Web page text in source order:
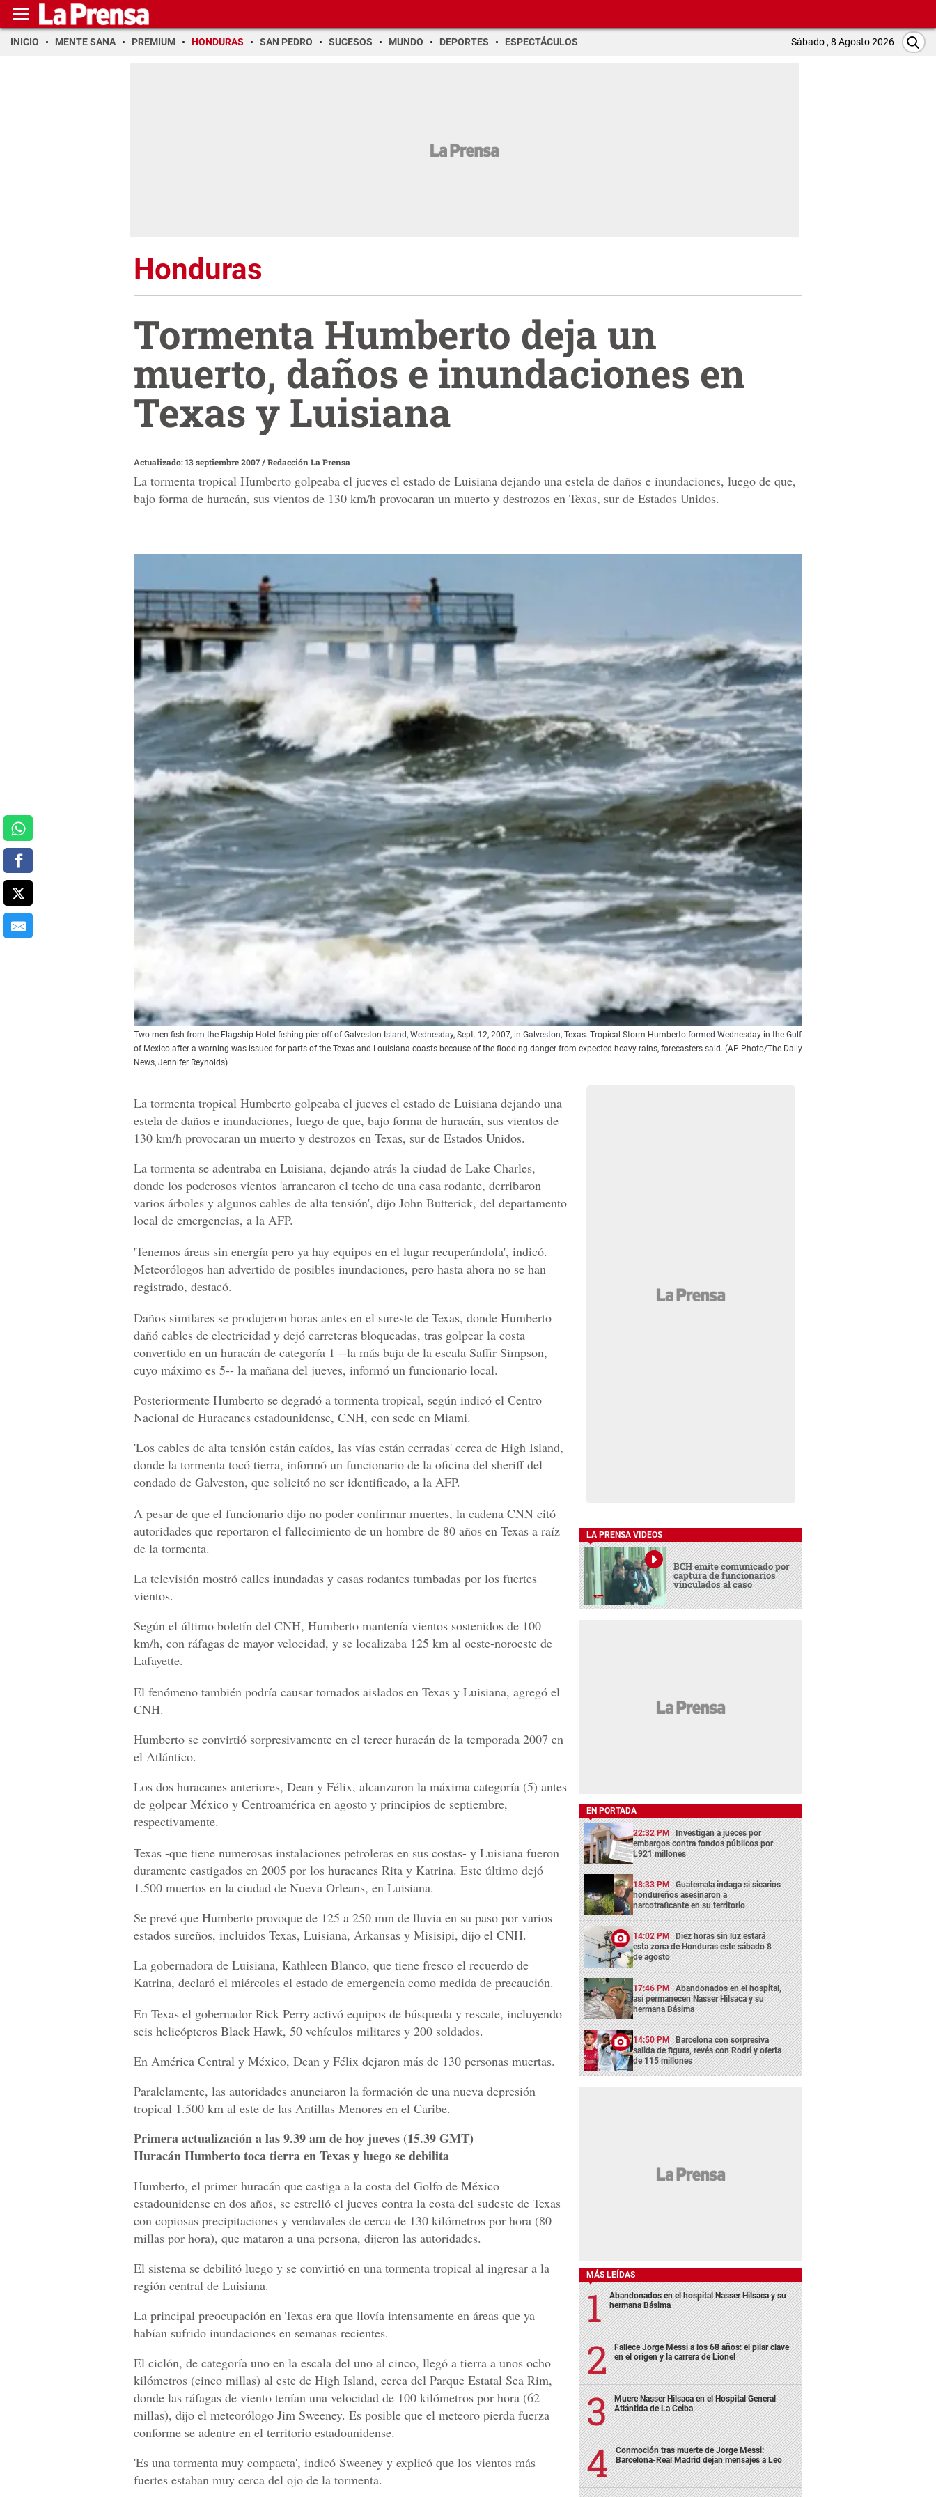
INICIO MENTE SANA PREMIUM HONDURAS SAN PEDRO SUCESOS MUNDO DEPORTES ESPECTÁCULOS Sábado , 8 Agosto 2026
Honduras
Tormenta Humberto deja un
muerto, daños e inundaciones en
Texas y Luisiana
Actualizado: 13 septiembre 2007/Redacción La Prensa
La tormenta tropical Humberto golpeaba el jueves el estado de Luisiana dejando una estela de daños e inundaciones, luego de que,
bajo forma de huracán, sus vientos de 130 km/h provocaran un muerto y destrozos en Texas, sur de Estados Unidos.
Two men fish from the Flagship Hotel fishing pier off of Galveston Island, Wednesday, Sept. 12, 2007, in Galveston, Texas. Tropical Storm Humberto formed Wednesday in the Gulf
of Mexico after a warning was issued for parts of the Texas and Louisiana coasts because of the flooding danger from expected heavy rains, forecasters said. (AP Photo/The Daily
News, Jennifer Reynolds)
La tormenta tropical Humberto golpeaba el jueves el estado de Luisiana dejando una
estela de daños e inundaciones, luego de que, bajo forma de huracán, sus vientos de
130 km/h provocaran un muerto y destrozos en Texas, sur de Estados Unidos.
La tormenta se adentraba en Luisiana, dejando atrás la ciudad de Lake Charles,
donde los poderosos vientos 'arrancaron el techo de una casa rodante, derribaron
varios árboles y algunos cables de alta tensión', dijo John Butterick, del departamento
local de emergencias, a la AFP.
'Tenemos áreas sin energía pero ya hay equipos en el lugar recuperándola', indicó.
Meteorólogos han advertido de posibles inundaciones, pero hasta ahora no se han
registrado, destacó.
Daños similares se produjeron horas antes en el sureste de Texas, donde Humberto
dañó cables de electricidad y dejó carreteras bloqueadas, tras golpear la costa
convertido en un huracán de categoría 1 --la más baja de la escala Saffir Simpson,
cuyo máximo es 5-- la mañana del jueves, informó un funcionario local.
Posteriormente Humberto se degradó a tormenta tropical, según indicó el Centro
Nacional de Huracanes estadounidense, CNH, con sede en Miami.
'Los cables de alta tensión están caídos, las vías están cerradas' cerca de High Island,
donde la tormenta tocó tierra, informó un funcionario de la oficina del sheriff del
condado de Galveston, que solicitó no ser identificado, a la AFP.
A pesar de que el funcionario dijo no poder confirmar muertes, la cadena CNN citó
autoridades que reportaron el fallecimiento de un hombre de 80 años en Texas a raíz
de la tormenta.
La televisión mostró calles inundadas y casas rodantes tumbadas por los fuertes
vientos.
Según el último boletín del CNH, Humberto mantenía vientos sostenidos de 100
km/h, con ráfagas de mayor velocidad, y se localizaba 125 km al oeste-noroeste de
Lafayette.
El fenómeno también podría causar tornados aislados en Texas y Luisiana, agregó el
CNH.
Humberto se convirtió sorpresivamente en el tercer huracán de la temporada 2007 en
el Atlántico.
Los dos huracanes anteriores, Dean y Félix, alcanzaron la máxima categoría (5) antes
de golpear México y Centroamérica en agosto y principios de septiembre,
respectivamente.
Texas -que tiene numerosas instalaciones petroleras en sus costas- y Luisiana fueron
duramente castigados en 2005 por los huracanes Rita y Katrina. Este último dejó
1.500 muertos en la ciudad de Nueva Orleans, en Luisiana.
Se prevé que Humberto provoque de 125 a 250 mm de lluvia en su paso por varios
estados sureños, incluidos Texas, Luisiana, Arkansas y Misisipi, dijo el CNH.
La gobernadora de Luisiana, Kathleen Blanco, que tiene fresco el recuerdo de
Katrina, declaró el miércoles el estado de emergencia como medida de precaución.
En Texas el gobernador Rick Perry activó equipos de búsqueda y rescate, incluyendo
seis helicópteros Black Hawk, 50 vehículos militares y 200 soldados.
En América Central y México, Dean y Félix dejaron más de 130 personas muertas.
Paralelamente, las autoridades anunciaron la formación de una nueva depresión
tropical 1.500 km al este de las Antillas Menores en el Caribe.
Primera actualización a las 9.39 am de hoy jueves (15.39 GMT)
Huracán Humberto toca tierra en Texas y luego se debilita
Humberto, el primer huracán que castiga a la costa del Golfo de México
estadounidense en dos años, se estrelló el jueves contra la costa del sudeste de Texas
con copiosas precipitaciones y vendavales de cerca de 130 kilómetros por hora (80
millas por hora), que mataron a una persona, dijeron las autoridades.
El sistema se debilitó luego y se convirtió en una tormenta tropical al ingresar a la
región central de Luisiana.
La principal preocupación en Texas era que llovía intensamente en áreas que ya
habían sufrido inundaciones en semanas recientes.
El ciclón, de categoría uno en la escala del uno al cinco, llegó a tierra a unos ocho
kilómetros (cinco millas) al este de High Island, cerca del Parque Estatal Sea Rim,
donde las ráfagas de viento tenían una velocidad de 100 kilómetros por hora (62
millas), dijo el meteorólogo Jim Sweeney. Es posible que el meteoro pierda fuerza
conforme se adentre en el territorio estadounidense.
'Es una tormenta muy compacta', indicó Sweeney y explicó que los vientos más
fuertes estaban muy cerca del ojo de la tormenta.
LA PRENSA VIDEOS
BCH emite comunicado por
captura de funcionarios
vinculados al caso
EN PORTADA
22:32 PM Investigan a jueces por
embargos contra fondos públicos por
L921 millones
18:33 PM Guatemala indaga si sicarios
hondureños asesinaron a
narcotraficante en su territorio
14:02 PM Diez horas sin luz estará
esta zona de Honduras este sábado 8
de agosto
17:46 PM Abandonados en el hospital,
así permanecen Nasser Hilsaca y su
hermana Básima
14:50 PM Barcelona con sorpresiva
salida de figura, revés con Rodri y oferta
de 115 millones
MÁS LEÍDAS
Abandonados en el hospital Nasser Hilsaca y su
hermana Básima
Fallece Jorge Messi a los 68 años: el pilar clave
en el origen y la carrera de Lionel
Muere Nasser Hilsaca en el Hospital General
Atlántida de La Ceiba
Conmoción tras muerte de Jorge Messi:
Barcelona-Real Madrid dejan mensajes a Leo